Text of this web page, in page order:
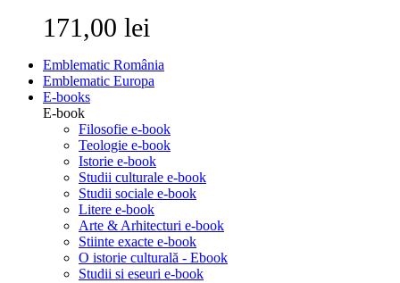
171,00 lei
Emblematic România
Emblematic Europa
E-books
E-book
Filosofie e-book
Teologie e-book
Istorie e-book
Studii culturale e-book
Studii sociale e-book
Litere e-book
Arte & Arhitecturi e-book
Stiinte exacte e-book
O istorie culturală - Ebook
Studii si eseuri e-book